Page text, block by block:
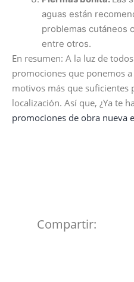
aguas están
problemas cutáneos
entre otros.
En resumen: A la luz de
promociones que ponemos
motivos más que suficientes
localización. Así que, ¿Ya te
promociones de obra nueva
Compartir: